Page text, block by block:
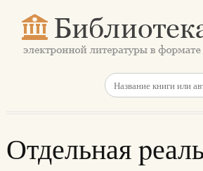
Отдельная